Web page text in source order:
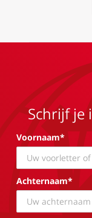
Schrijf je
Voornaam*
Achternaam*